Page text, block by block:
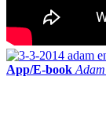
App/E-book